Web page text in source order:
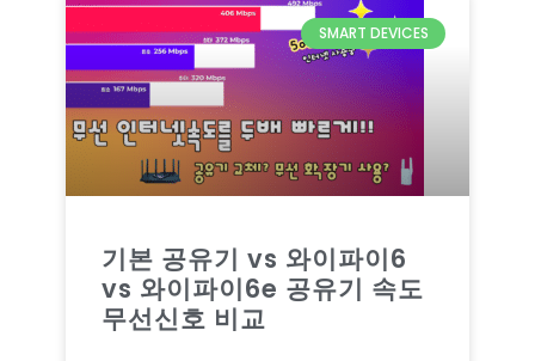
SMART DEVICES
기본 공유기 vs 와이파이6
vs 와이파이6e 공유기 속도
무선신호 비교